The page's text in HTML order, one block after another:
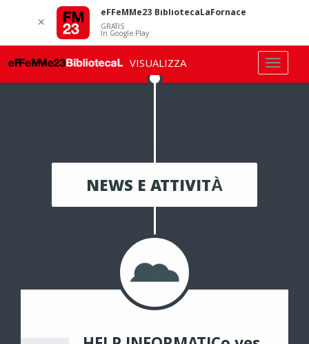
NEWS E ATTIVITÀ
✕
eFFeMMe23 BibliotecaLaFornace
GRATIS
In Google Play
VISUALIZZA